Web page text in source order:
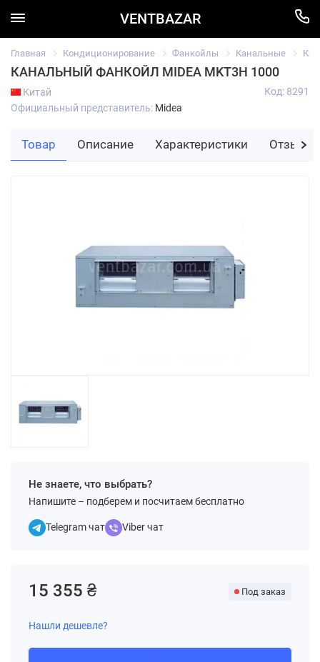
VENTBAZAR
Главная Кондиционирование Фанкойлы Канальные
КАНАЛЬНЫЙ ФАНКОЙЛ MIDEA MKT3H 1000
Китай
Официальный представитель: Midea
Код: 8291
Не знаете, что выбрать?
Напишите – подберем и посчитаем бесплатно
Telegram чат Viber чат
15 355 ₴ Под заказ
Нашли дешевле?
Товар Описание Характеристики Отзывы